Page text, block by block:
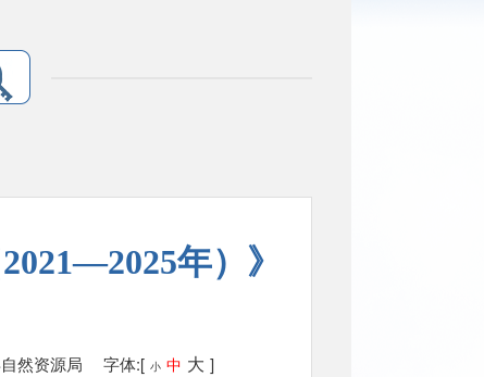
年）》
自然资源局 字体:[ 小 中 大 ]